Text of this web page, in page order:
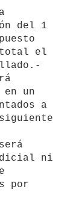
del 1
total el
un
a
ni
por